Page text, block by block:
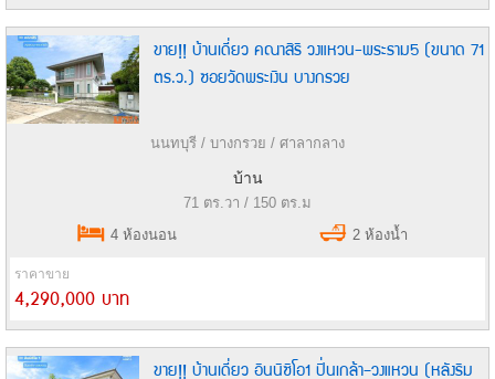
ขาย!! บ้านเดี่ยว คณาสิริ วงแหวน-พระราม5 (ขนาด 71
ตร.ว.) ซอยวัดพระเงิน บางกรวย
นนทบุรี / บางกรวย / ศาลากลาง
บ้าน
71 ตร.วา / 150 ตร.ม
4 ห้องนอน
2 ห้องน้ำ
ราคาขาย
4,290,000 บาท
ขาย!! บ้านเดี่ยว อินนิซิโอ1 ปิ่นเกล้า–วงแหวน (หลังริม